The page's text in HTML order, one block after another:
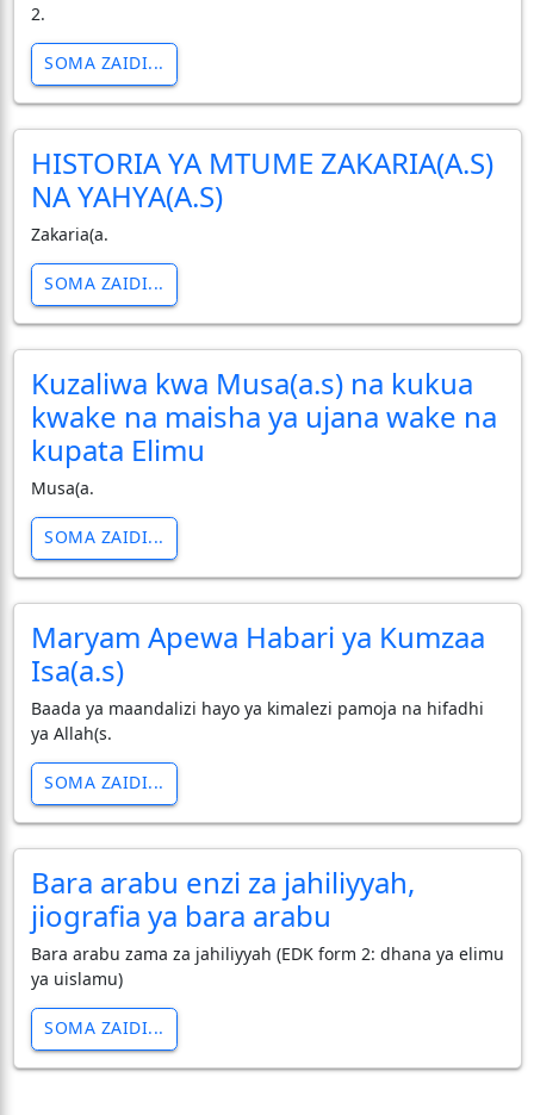
2.
SOMA ZAIDI...
HISTORIA YA MTUME ZAKARIA(A.S)
NA YAHYA(A.S)
Zakaria(a.
SOMA ZAIDI...
Kuzaliwa kwa Musa(a.s) na kukua
kwake na maisha ya ujana wake na
kupata Elimu
Musa(a.
SOMA ZAIDI...
Maryam Apewa Habari ya Kumzaa
Isa(a.s)
Baada ya maandalizi hayo ya kimalezi pamoja na hifadhi
ya Allah(s.
SOMA ZAIDI...
Bara arabu enzi za jahiliyyah,
jiografia ya bara arabu
Bara arabu zama za jahiliyyah (EDK form 2: dhana ya elimu
ya uislamu)
SOMA ZAIDI...